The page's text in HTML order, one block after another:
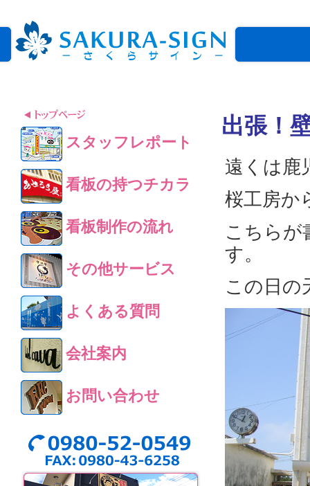
出張！
遠くは鹿
桜工房か
こちらが
す。
この日の
スタッフレポート
看板の持つチカラ
看板制作の流れ
その他サービス
よくある質問
会社案内
お問い合わせ